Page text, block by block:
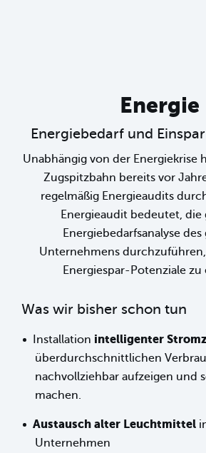
Energie
Energiebedarf und
Unabhängig von der Energiekrise
Zugspitzbahn bereits vor
regelmäßig Energieaudits
Energieaudit bedeutet, die
Energiebedarfsanalyse des
Unternehmens
Energiespar-Potenziale
Was wir bisher schon tun
Installation intelligenter
überdurchschnittlichen
nachvollziehbar aufzeigen und
machen.
Austausch alter Leuchtmittel
Unternehmen